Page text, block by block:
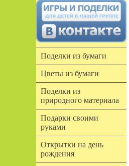
Поделки из бумаги
Цветы из бумаги
Поделки из
природного материала
Подарки своими
руками
Открытки на день
рождения